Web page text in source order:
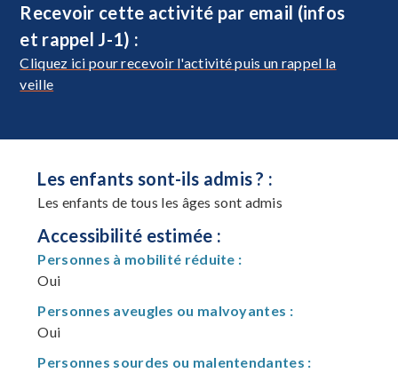
Recevoir cette activité par email (infos
et rappel J-1) :
Cliquez ici pour recevoir l'activité puis un rappel la
veille
Les enfants sont-ils admis ? :
Les enfants de tous les âges sont admis
Accessibilité estimée :
Personnes à mobilité réduite :
Oui
Personnes aveugles ou malvoyantes :
Oui
Personnes sourdes ou malentendantes :